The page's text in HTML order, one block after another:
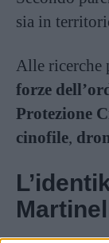
sia in
Alle ricerche
forze
Protezione
cinofile,